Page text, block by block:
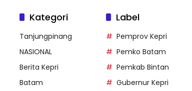
Kategori
Tanjungpinang
NASIONAL
Berita Kepri
Batam
Label
Pemprov Kepri
Pemko Batam
Pemkab Bintan
Gubernur Kepri